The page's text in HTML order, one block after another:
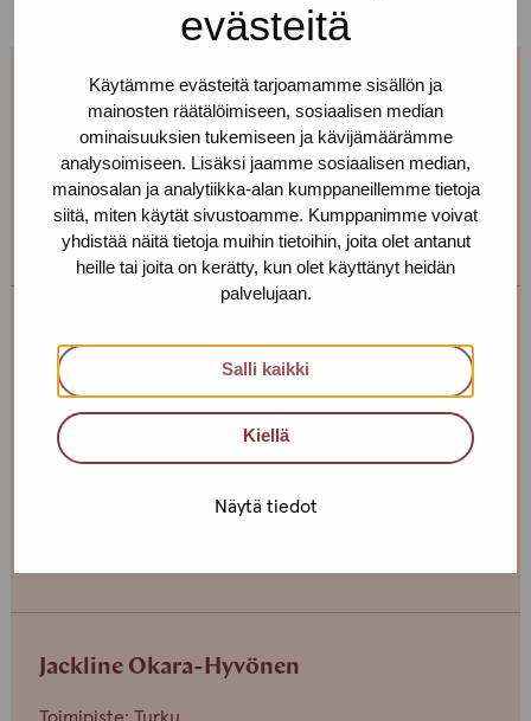
evästeitä
Käytämme evästeitä tarjoamamme sisällön ja
mainosten räätälöimiseen, sosiaalisen median
ominaisuuksien tukemiseen ja kävijämäärämme
analysoimiseen. Lisäksi jaamme sosiaalisen median,
mainosalan ja analytiikka-alan kumppaneillemme tietoja
siitä, miten käytät sivustoamme. Kumppanimme voivat
yhdistää näitä tietoja muihin tietoihin, joita olet antanut
heille tai joita on kerätty, kun olet käyttänyt heidän
palvelujaan.
Salli kaikki
Kiellä
Näytä tiedot
จองการนัดหมายเพื่อรับบริการด้าน
สุขภาพ
โทรหาเรา สอบถามเพิ่มเติม และจองการนัดหมายเพื่อ
ใช้บริการด้านสุขภาพ!
Maire Henno
Toimipiste: Helsinki
พยาบาล
maire.henno(at)protukipiste.fi
kieli
kieli
kieli
kieli
Jackline Okara-Hyvönen